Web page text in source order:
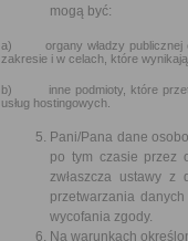
mogą być:
a) organy władzy publicznej
zakresie i w celach, które
b) inne podmioty, które
usług hostingowych.
Pani/Pana dane
po tym czasie przez
zwłaszcza ustawy
przetwarzania
wycofania zgody.
Na warunkach